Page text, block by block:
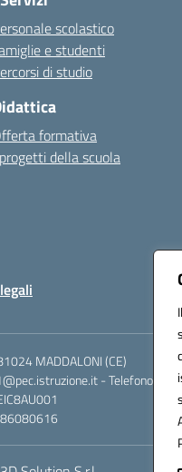
scolastico
e studenti
di studio
formativa
della scuola
MADDALONI (CE)
- Telefono: